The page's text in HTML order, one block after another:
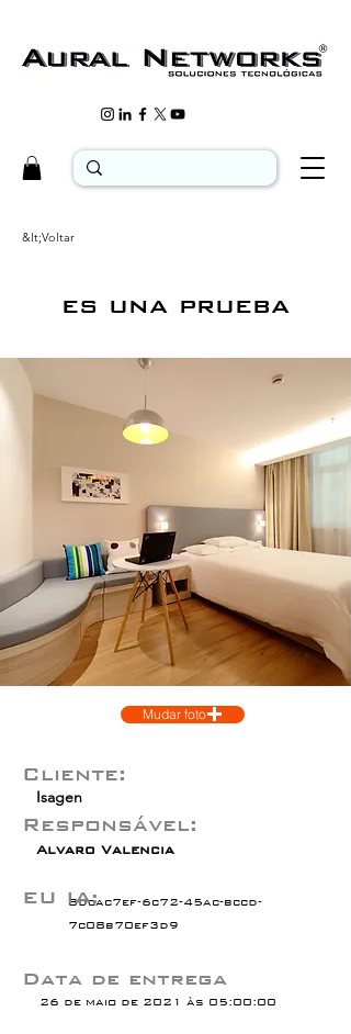
&lt;Voltar
es una prueba
Mudar foto
Isagen
Cliente:
Responsável:
Alvaro Valencia
8dcac7ef-6c72-45ac-bccd-
7c08b70ef3d9
EU IA:
Data de entrega
26 de maio de 2021 às 05:00:00